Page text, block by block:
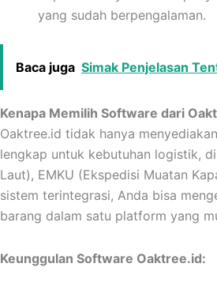
yang sudah berpengalaman.
Baca juga Simak Penjelasan
Kenapa Memilih Software dari
Oaktree.id tidak hanya
lengkap untuk kebutuhan logistik,
Laut), EMKU (Ekspedisi Muatan
sistem terintegrasi, Anda bisa
barang dalam satu platform yang
Keunggulan Software Oaktree.id: